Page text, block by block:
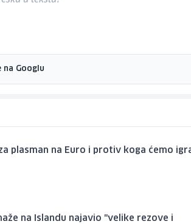
Googlu
plasman na Euro i protiv koga ćemo
na Islandu najavio "velike rezove i